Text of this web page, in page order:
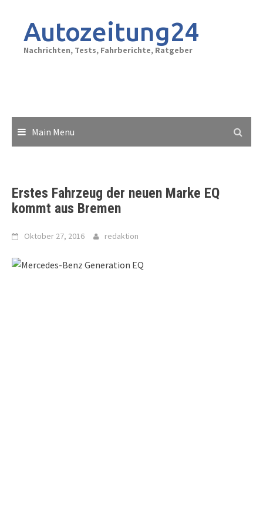
contentAutozeitung24
Nachrichten, Tests, Fahrberichte, Ratgeber
Main Menu
Erstes Fahrzeug der neuen Marke EQ
kommt aus Bremen
Oktober 27, 2016 redaktion